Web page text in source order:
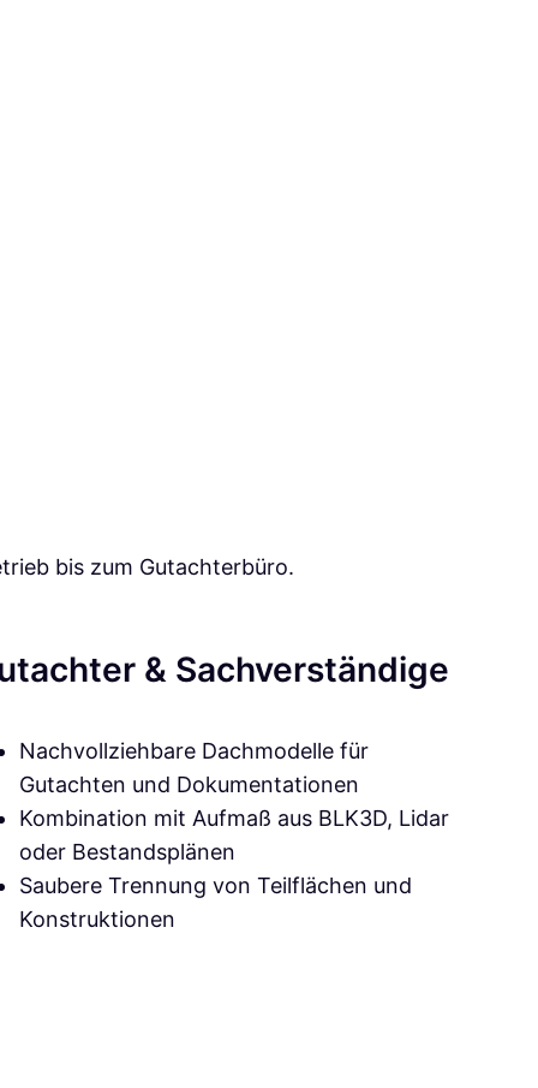
bis zum Gutachterbüro.
& Sachverständige
Nachvollziehbare Dachmodelle für
Gutachten und Dokumentationen
Kombination mit Aufmaß aus BLK3D, Lidar
oder Bestandsplänen
Saubere Trennung von Teilflächen und
Konstruktionen